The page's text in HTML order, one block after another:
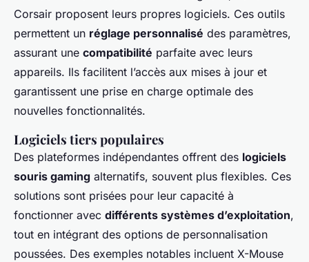
Corsair proposent leurs propres logiciels. Ces outils
permettent un réglage personnalisé des paramètres,
assurant une compatibilité parfaite avec leurs
appareils. Ils facilitent l’accès aux mises à jour et
garantissent une prise en charge optimale des
nouvelles fonctionnalités.
Logiciels tiers populaires
Des plateformes indépendantes offrent des logiciels
souris gaming alternatifs, souvent plus flexibles. Ces
solutions sont prisées pour leur capacité à
fonctionner avec différents systèmes d’exploitation,
tout en intégrant des options de personnalisation
poussées. Des exemples notables incluent X-Mouse